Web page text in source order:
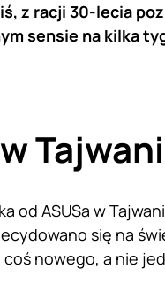
z racji 30-lecia
sensie na kilka
od ASUSa w
się na
nowego, a nie